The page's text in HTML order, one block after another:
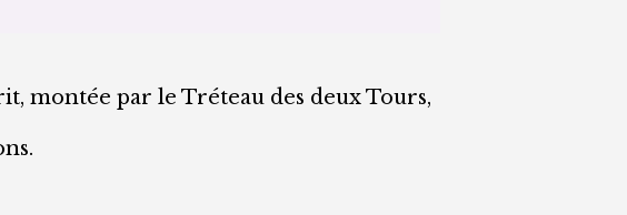
montée par le Tréteau des deux Tours,